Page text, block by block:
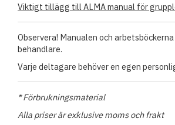
Viktigt tillägg till ALMA manual för
Observera! Manualen och
behandlare.
Varje deltagare behöver en egen
* Förbrukningsmaterial
Alla priser är exklusive moms och frakt